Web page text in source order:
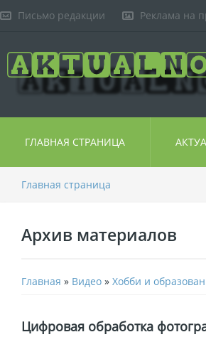
Письмо редакции Реклама на
ГЛАВНАЯ СТРАНИЦА
Главная страница
Архив материалов
Главная » Видео » Хобби и
Цифровая обработка